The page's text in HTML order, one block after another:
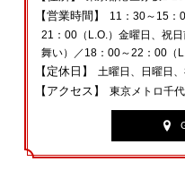
【営業時間】
11：30～15：
21：00（L.O.）金曜日、祝
舞い）／18：00～22：00
【定休日】 土曜日、日曜日、
【アクセス】 東京メトロ千